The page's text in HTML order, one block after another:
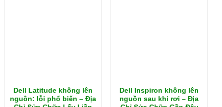
Dell Latitude không lên
nguồn: lỗi phổ biến – Địa
Dell Inspiron không lên
nguồn sau khi rơi – Địa